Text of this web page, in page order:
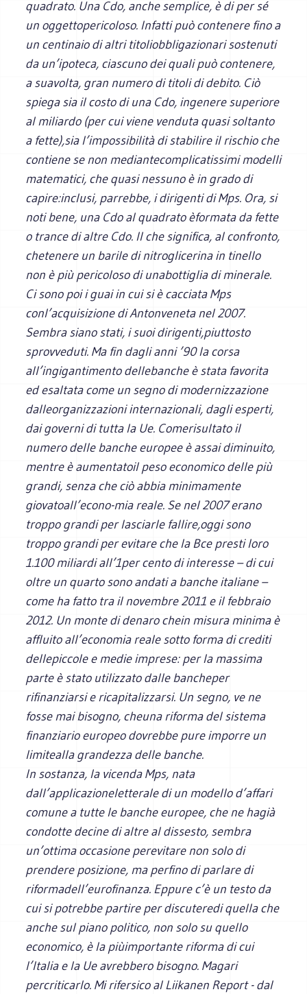
quadrato. Una Cdo, anche semplice, è di per sé
un oggettopericoloso. Infatti può contenere fino a
un centinaio di altri titoliobbligazionari sostenuti
da un’ipoteca, ciascuno dei quali può contenere,
a suavolta, gran numero di titoli di debito. Ciò
spiega sia il costo di una Cdo, ingenere superiore
al miliardo (per cui viene venduta quasi soltanto
a fette),sia l’impossibilità di stabilire il rischio che
contiene se non mediantecomplicatissimi modelli
matematici, che quasi nessuno è in grado di
capire:inclusi, parrebbe, i dirigenti di Mps. Ora, si
noti bene, una Cdo al quadrato èformata da fette
o trance di altre Cdo. Il che significa, al confronto,
chetenere un barile di nitroglicerina in tinello
non è più pericoloso di unabottiglia di minerale.
Ci sono poi i guai in cui si è cacciata Mps
conl’acquisizione di Antonveneta nel 2007.
Sembra siano stati, i suoi dirigenti,piuttosto
sprovveduti. Ma fin dagli anni ’90 la corsa
all’ingigantimento dellebanche è stata favorita
ed esaltata come un segno di modernizzazione
dalleorganizzazioni internazionali, dagli esperti,
dai governi di tutta la Ue. Comerisultato il
numero delle banche europee è assai diminuito,
mentre è aumentatoil peso economico delle più
grandi, senza che ciò abbia minimamente
giovatoall’econo-mia reale. Se nel 2007 erano
troppo grandi per lasciarle fallire,oggi sono
troppo grandi per evitare che la Bce presti loro
1.100 miliardi all’1per cento di interesse – di cui
oltre un quarto sono andati a banche italiane –
come ha fatto tra il novembre 2011 e il febbraio
2012. Un monte di denaro chein misura minima è
affluito all’economia reale sotto forma di crediti
dellepiccole e medie imprese: per la massima
parte è stato utilizzato dalle bancheper
rifinanziarsi e ricapitalizzarsi. Un segno, ve ne
fosse mai bisogno, cheuna riforma del sistema
finanziario europeo dovrebbe pure imporre un
limitealla grandezza delle banche.
In sostanza, la vicenda Mps, nata
dall’applicazioneletterale di un modello d’affari
comune a tutte le banche europee, che ne hagià
condotte decine di altre al dissesto, sembra
un’ottima occasione perevitare non solo di
prendere posizione, ma perfino di parlare di
riformadell’eurofinanza. Eppure c’è un testo da
cui si potrebbe partire per discuteredi quella che
anche sul piano politico, non solo su quello
economico, è la piùimportante riforma di cui
l’Italia e la Ue avrebbero bisogno. Magari
percriticarlo. Mi rifersico al Liikanen Report - dal